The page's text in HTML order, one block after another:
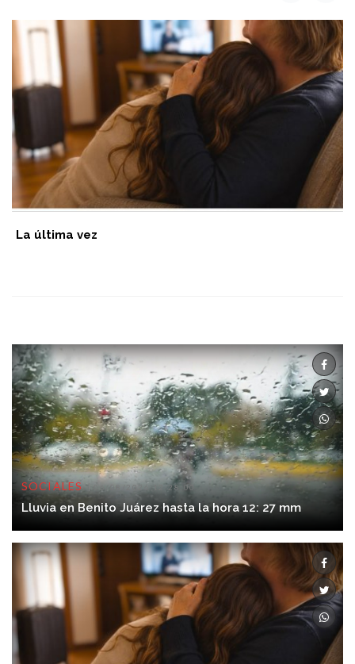
La última vez
SOCIALES 06/08/2026 12:28:00
Lluvia en Benito Juárez hasta la hora 12: 27 mm